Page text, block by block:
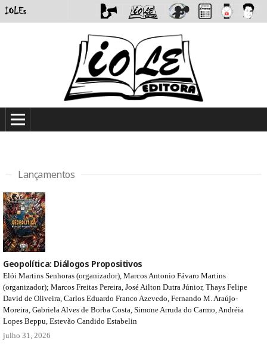
Lançamentos
Geopolítica: Diálogos Propositivos
Elói Martins Senhoras (organizador), Marcos Antonio Fávaro Martins
(organizador); Marcos Freitas Pereira, José Ailton Dutra Júnior, Thays Felipe
David de Oliveira, Carlos Eduardo Franco Azevedo, Fernando M. Araújo-
Moreira, Gabriela Alves de Borba Costa, Simone Arruda do Carmo, Andréia
Lopes Beppu, Estevão Candido Estabelin
julho 31, 2026